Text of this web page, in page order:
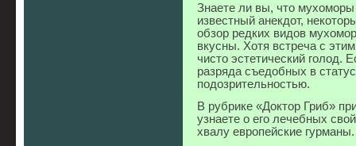
Знаете ли вы, что
известный анекдот,
обзор редких видов
вкусны. Хотя встреча с
чисто эстетический голод.
разряда съедобных в
подозрительностью.
В рубрике «Доктор Гриб»
узнаете о его лечебных
хвалу европейские гурманы.